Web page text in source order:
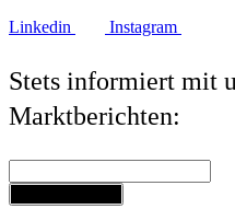
Linkedin Instagram
Stets informiert mit
Marktberichten: